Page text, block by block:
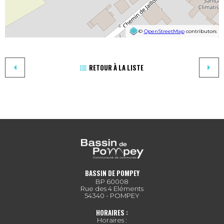
© OpenStreetMapcontributors
RETOUR À LA LISTE
BASSIN DE POMPEY
BP 60008
Rue des 4 Eléments
54340 - POMPEY
HORAIRES :
Horaires :